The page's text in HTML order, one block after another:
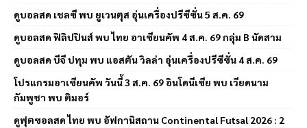
ดูบอลสด เชลซี พบ ยูเวนตุส อุ่นเครื่องปรีซีซั่น 5 ส.ค. 69
ดูบอลสด ฟิลิปปินส์ พบ ไทย อาเซียนคัพ 4 ส.ค. 69 กลุ่ม B นัดสาม
ดูบอลสด บีจี ปทุม พบ แอสตัน วิลล่า อุ่นเครื่องปรีซีซั่น 4 ส.ค. 69
โปรแกรมอาเซียนคัพ วันนี้ 3 ส.ค. 69 อินโดนีเซีย พบ เวียดนาม
กัมพูชา พบ ติมอร์
ดูฟุตซอลสด ไทย พบ อัฟกานิสถาน Continental Futsal 2026 : 2